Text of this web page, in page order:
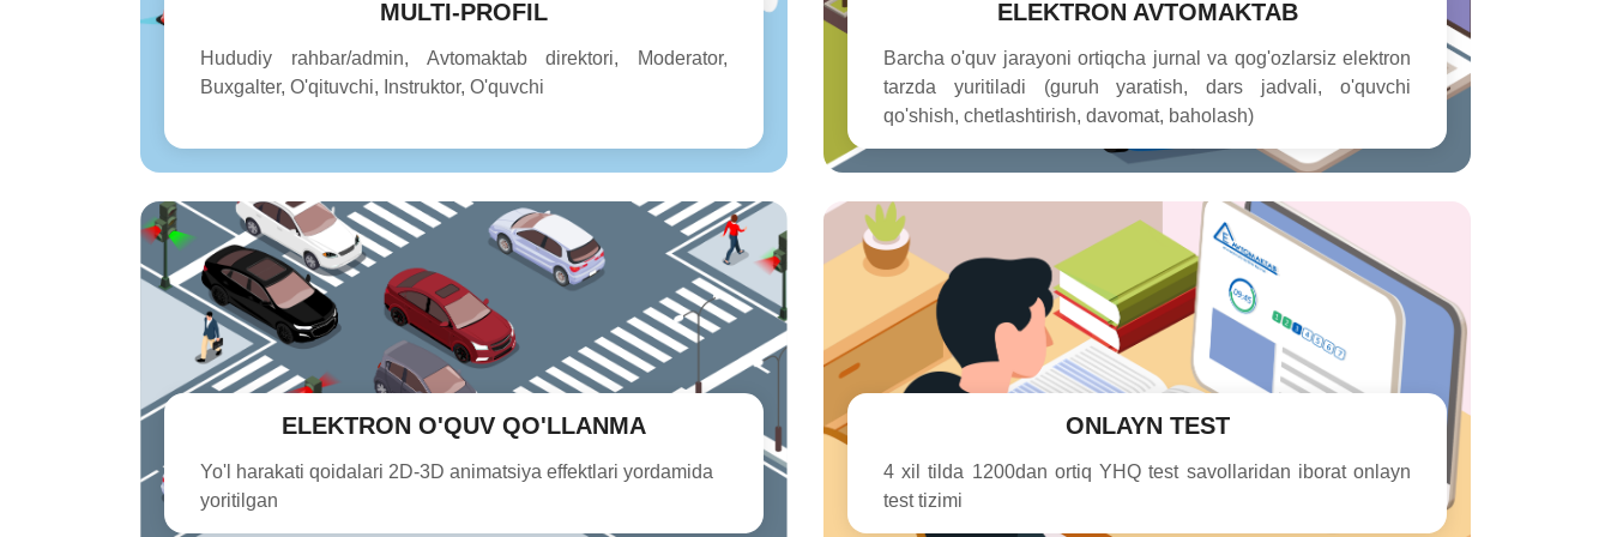
MULTI-PROFIL
Hududiy rahbar/admin, Avtomaktab direktori, Moderator,
Buxgalter, O'qituvchi, Instruktor, O'quvchi
ELEKTRON AVTOMAKTAB
Barcha o'quv jarayoni ortiqcha jurnal va qog'ozlarsiz elektron
tarzda yuritiladi (guruh yaratish, dars jadvali, o'quvchi
qo'shish, chetlashtirish, davomat, baholash)
ELEKTRON O'QUV QO'LLANMA
Yo'l harakati qoidalari 2D-3D animatsiya effektlari yordamida
yoritilgan
ONLAYN TEST
4 xil tilda 1200dan ortiq YHQ test savollaridan iborat onlayn
test tizimi